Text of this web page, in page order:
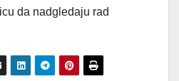
da nadgledaju rad